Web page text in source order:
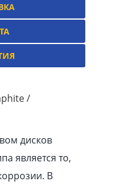
/
дисков
является то,
В